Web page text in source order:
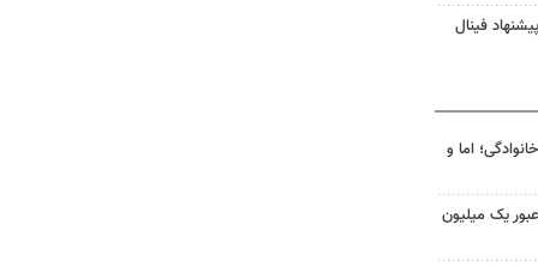
فینال
اما و
عبور یک میلیون